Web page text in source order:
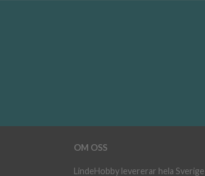
OM OSS
LindeHobby levererar hela Sverige